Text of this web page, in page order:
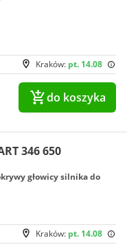
Kraków: pt. 14.08
do koszyka
346 650
głowicy silnika do
Kraków: pt. 14.08